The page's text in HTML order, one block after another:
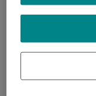
CIEGO Y
SEGURIDAD Y LA
DORAVIRINA/
PARTICIPANTES
TRATAMIENTO